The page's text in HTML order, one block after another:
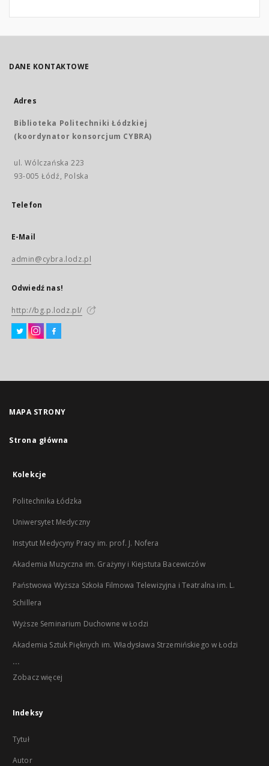
DANE KONTAKTOWE
Adres
Biblioteka Politechniki Łódzkiej
(koordynator konsorcjum CYBRA)
ul. Wólczańska 223
93-005 Łódź, Polska
Telefon
E-Mail
admin@cybra.lodz.pl
Odwiedź nas!
http://bg.p.lodz.pl/
MAPA STRONY
Strona główna
Kolekcje
Politechnika Łódzka
Uniwersytet Medyczny
Instytut Medycyny Pracy im. prof. J. Nofera
Akademia Muzyczna im. Grażyny i Kiejstuta Bacewiczów
Państwowa Wyższa Szkoła Filmowa Telewizyjna i Teatralna im. L.
Schillera
Wyższe Seminarium Duchowne w Łodzi
Akademia Sztuk Pięknych im. Władysława Strzemińskiego w Łodzi
...
Zobacz więcej
Indeksy
Tytuł
Autor